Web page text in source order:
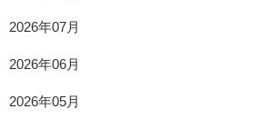
2026年07月
2026年06月
2026年05月